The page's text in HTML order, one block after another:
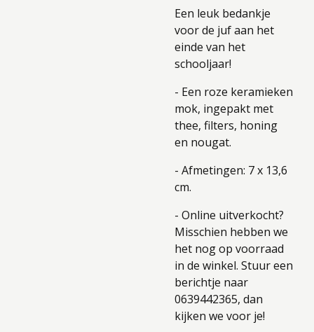
Een leuk bedankje
voor de juf aan het
einde van het
schooljaar!
- Een roze keramieken
mok, ingepakt met
thee, filters, honing
en nougat.
- Afmetingen: 7 x 13,6
cm.
- Online uitverkocht?
Misschien hebben we
het nog op voorraad
in de winkel. Stuur een
berichtje naar
0639442365, dan
kijken we voor je!